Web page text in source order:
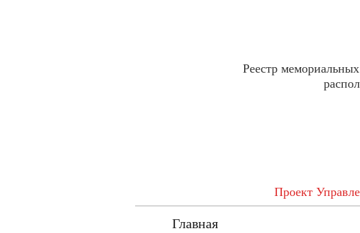
Реестр
Проект
Главная